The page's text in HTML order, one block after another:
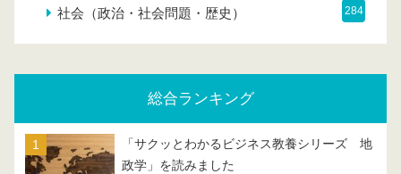
社会（政治・社会問題・歴史） 284
総合ランキング
「サクッとわかるビジネス教養シリーズ 地
政学」を読みました